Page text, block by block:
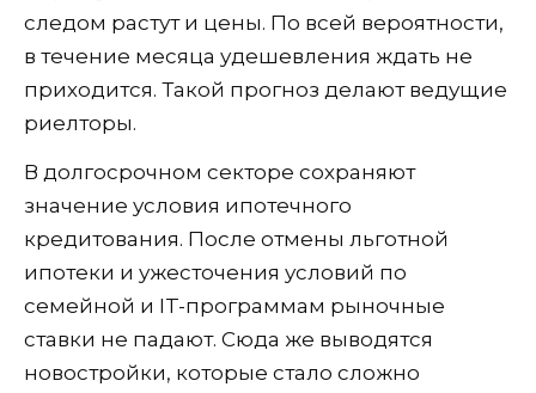
следом растут и цены. По всей вероятности,
в течение месяца удешевления ждать не
приходится. Такой прогноз делают ведущие
риелторы.
В долгосрочном секторе сохраняют
значение условия ипотечного
кредитования. После отмены льготной
ипотеки и ужесточения условий по
семейной и IT-программам рыночные
ставки не падают. Сюда же выводятся
новостройки, которые стало сложно